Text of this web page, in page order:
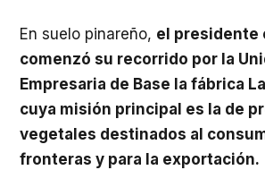
En suelo pinareño, el presidente
comenzó su recorrido por la
Empresaria de Base la fábrica
cuya misión principal es la de
vegetales destinados al
fronteras y para la exportación.